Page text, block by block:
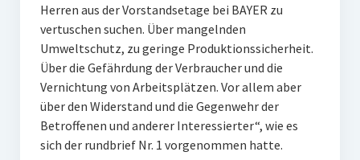
Herren aus der Vorstandsetage bei BAYER zu
vertuschen suchen. Über mangelnden
Umweltschutz, zu geringe Produktionssicherheit.
Über die Gefährdung der Verbraucher und die
Vernichtung von Arbeitsplätzen. Vor allem aber
über den Widerstand und die Gegenwehr der
Betroffenen und anderer Interessierter“, wie es
sich der rundbrief Nr. 1 vorgenommen hatte.